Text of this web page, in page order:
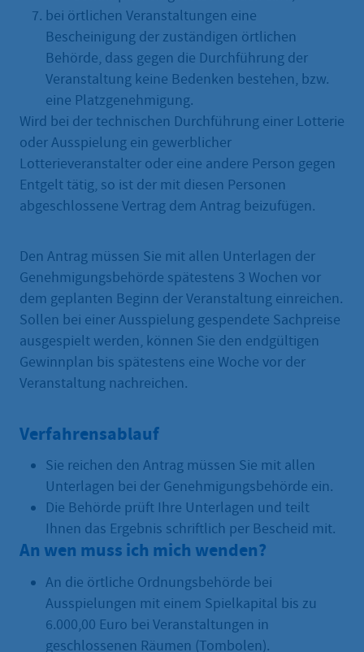
bei örtlichen Veranstaltungen eine
Bescheinigung der zuständigen örtlichen
Behörde, dass gegen die Durchführung der
Veranstaltung keine Bedenken bestehen, bzw.
eine Platzgenehmigung.
Wird bei der technischen Durchführung einer Lotterie
oder Ausspielung ein gewerblicher
Lotterieveranstalter oder eine andere Person gegen
Entgelt tätig, so ist der mit diesen Personen
abgeschlossene Vertrag dem Antrag beizufügen.
Den Antrag müssen Sie mit allen Unterlagen der
Genehmigungsbehörde spätestens 3 Wochen vor
dem geplanten Beginn der Veranstaltung einreichen.
Sollen bei einer Ausspielung gespendete Sachpreise
ausgespielt werden, können Sie den endgültigen
Gewinnplan bis spätestens eine Woche vor der
Veranstaltung nachreichen.
Verfahrensablauf
Sie reichen den Antrag müssen Sie mit allen
Unterlagen bei der Genehmigungsbehörde ein.
Die Behörde prüft Ihre Unterlagen und teilt
Ihnen das Ergebnis schriftlich per Bescheid mit.
An wen muss ich mich wenden?
An die örtliche Ordnungsbehörde bei
Ausspielungen mit einem Spielkapital bis zu
6.000,00 Euro bei Veranstaltungen in
geschlossenen Räumen (Tombolen).